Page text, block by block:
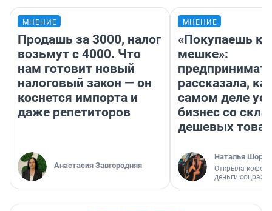
МНЕНИЕ
Продашь за 3000, налог
возьмут с 4000. Что
нам готовит новый
налоговый закон — он
коснется импорта и
даже репетиторов
Анастасия Завгородняя
МНЕНИЕ
«Покупаешь
мешке»:
рассказала,
самом деле
бизнес со
дешевых
Наталья
Открыла
деньги